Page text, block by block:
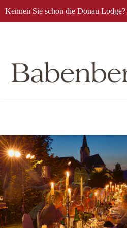
Kennen Sie schon die Donau Lodge?